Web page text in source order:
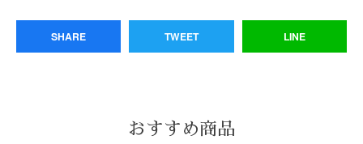
SHARE TWEET LINE
おすすめ商品